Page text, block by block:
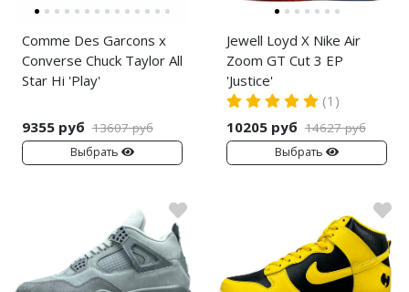
Comme Des Garcons x
Converse Chuck Taylor All
Star Hi 'Play'
9355 руб 13607 руб
Выбрать
Jewell Loyd X Nike Air
Zoom GT Cut 3 EP
'Justice'
(1)
10205 руб 14627 руб
Выбрать